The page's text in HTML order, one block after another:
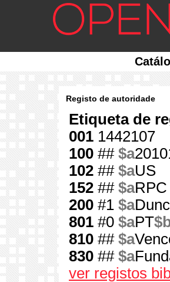
Registo de autoridade
Etiqueta de
001 1442107
100 ## $a
102 ## $aUS
152 ## $aRPC
200 #1 $a
801 #0 $aPT
810 ## $a
830 ## $a
ver registos